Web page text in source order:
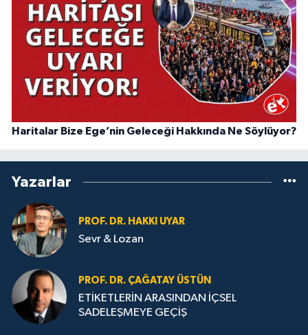
Haritalar Bize Ege’nin Geleceği Hakkında Ne Söylüyor?
Yazarlar
PROF. DR. HAKKI UYAR
Sevr & Lozan
PROF. DR. ÇAĞATAY ÜSTÜN
ETİKETLERİN ARASINDAN İÇSEL
SADELEŞMEYE GEÇİŞ